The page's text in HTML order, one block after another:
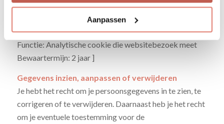
Aanpassen
[ Bijvoorbeeld:
Cookie: Googly Analytics
Naam: _utma
Functie: Analytische cookie die websitebezoek meet
Bewaartermijn: 2 jaar ]
Gegevens inzien, aanpassen of verwijderen
Je hebt het recht om je persoonsgegevens in te zien, te
corrigeren of te verwijderen. Daarnaast heb je het recht
om je eventuele toestemming voor de